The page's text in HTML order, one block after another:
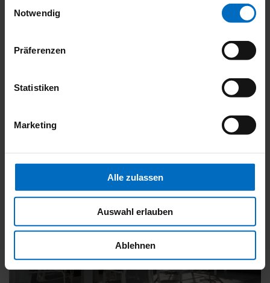
Notwendig
Präferenzen
Statistiken
Marketing
Alle zulassen
Auswahl erlauben
Ablehnen
Verarbeitung aus.
Das könnte Sie auch interessieren